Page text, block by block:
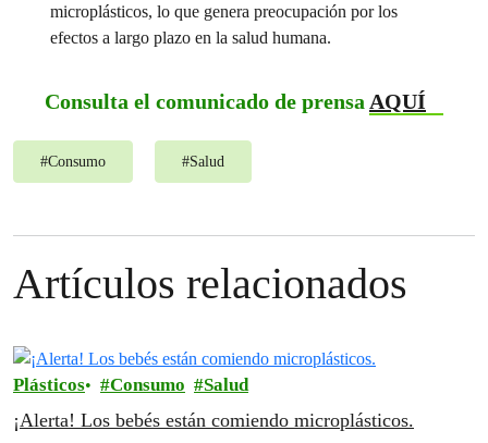
microplásticos, lo que genera preocupación por los
efectos a largo plazo en la salud humana.
Consulta el comunicado de prensa AQUÍ
#Consumo #Salud
Artículos relacionados
Plásticos Consumo Salud
¡Alerta! Los bebés están comiendo microplásticos.